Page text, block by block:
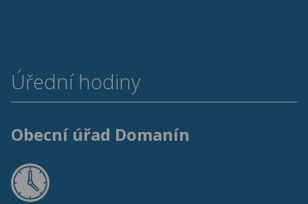
Úřední hodiny
Obecní úřad Domanín